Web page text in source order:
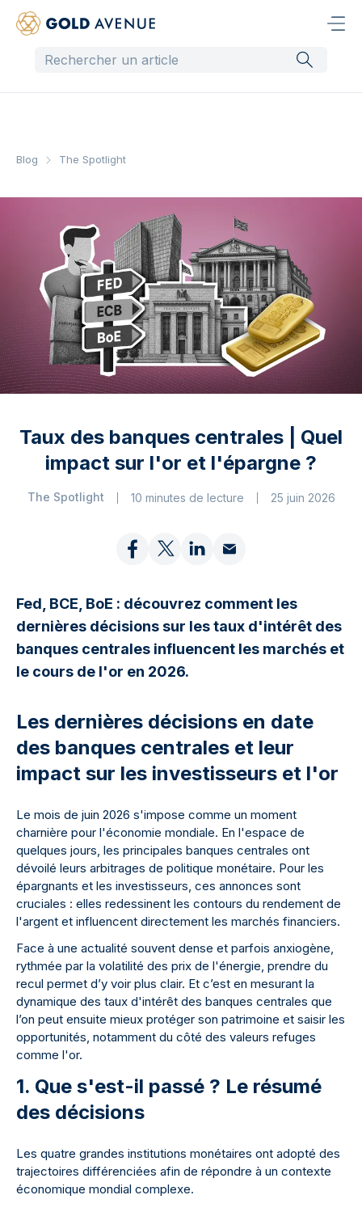
Blog The Spotlight
Taux des banques centrales | Quel
impact sur l'or et l'épargne ?
The Spotlight 10 minutes de lecture 25 juin 2026
Fed, BCE, BoE : découvrez comment les
dernières décisions sur les taux d'intérêt des
banques centrales influencent les marchés et
le cours de l'or en 2026.
Les dernières décisions en date
des banques centrales et leur
impact sur les investisseurs et l'or
Le mois de juin 2026 s'impose comme un moment
charnière pour l'économie mondiale. En l'espace de
quelques jours, les principales banques centrales ont
dévoilé leurs arbitrages de politique monétaire. Pour les
épargnants et les investisseurs, ces annonces sont
cruciales : elles redessinent les contours du rendement de
l'argent et influencent directement les marchés financiers.
Face à une actualité souvent dense et parfois anxiogène,
rythmée par la volatilité des prix de l'énergie, prendre du
recul permet d’y voir plus clair. Et c’est en mesurant la
dynamique des taux d'intérêt des banques centrales que
l’on peut ensuite mieux protéger son patrimoine et saisir les
opportunités, notamment du côté des valeurs refuges
comme l'or.
1. Que s'est-il passé ? Le résumé
des décisions
Les quatre grandes institutions monétaires ont adopté des
trajectoires différenciées afin de répondre à un contexte
économique mondial complexe.